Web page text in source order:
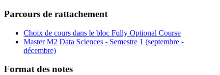
Parcours de rattachement
Choix de cours dans le bloc Fully Optional Course
Master M2 Data Sciences - Semestre 1 (septembre -
décembre)
Format des notes